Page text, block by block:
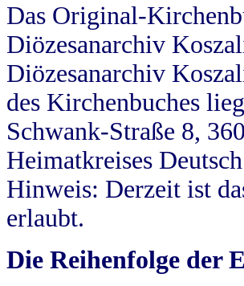
Das Original-
Diözesanarchiv
Diözesanarchiv
des Kirchenbuches
Schwank-Straße 8,
Heimatkreises
Hinweis: Derzeit ist
erlaubt.
Die Reihenfolge der